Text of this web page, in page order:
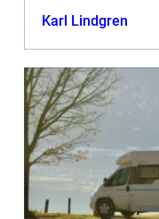
Karl Lindgren